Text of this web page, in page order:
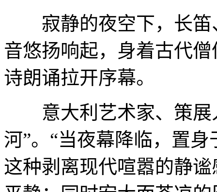
寂静的夜空下，长笛
音悠扬响起，身着古代
诗朗诵拉开序幕。
意大利艺术家、策展
河”。“当夜幕降临，置
这种剥离现代喧嚣的静